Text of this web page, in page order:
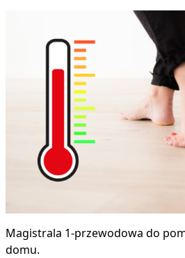
Magistrala 1-przewodowa do
domu.